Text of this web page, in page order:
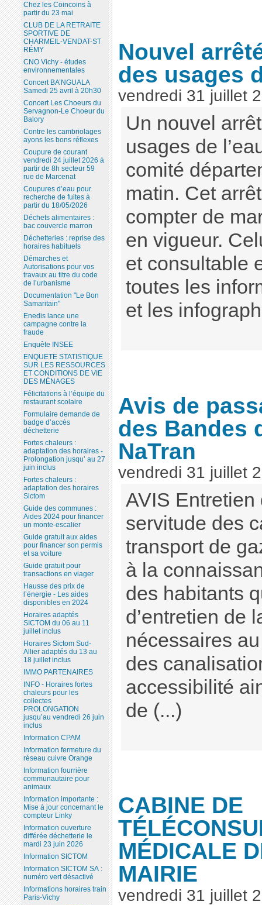
Nouvel
des usages
vendredi 31 juillet
Un nouvel
usages de
comité
matin. Cet
compter de
en vigueur.
et consultable
toutes les
et les
Avis de
des Bandes
NaTran
vendredi 31 juillet
AVIS
servitude des
transport de
à la
des habitants
d’entretien de
nécessaires
des
accessibilité
de (...)
CABINE DE
MÉDICALE
MAIRIE
vendredi 31 juillet
Chez les Coincoins à
partir du 23 mai
CLUB DE LA RETRAITE
SPORTIVE DE
CHARMEIL-VENDAT-ST
RÉMY
CNO Vichy - études
environnementales
Concert BA’NGUALA
Samedi 25 avril à 20h30
Concert Les Choeurs du
Servagnon-Le Choeur du
Balory
Contre les cambriolages
ayons les bons réflexes
Coupure de courant
vendredi 24 juillet 2026 à
partir de 8h secteur 59
rue de Marcenat
Coupures d’eau pour
recherche de fuites à
partir du 18/05/2026
Déchets alimentaires :
bac couvercle marron
Déchetteries : reprise des
horaires habituels
Démarches et
Autorisations pour vos
travaux au titre du code
de l’urbanisme
Documentation "Le Bon
Samaritain"
Enedis lance une
campagne contre la
fraude
Enquête INSEE
ENQUETE STATISTIQUE
SUR LES RESSOURCES
ET CONDITIONS DE VIE
DES MÉNAGES
Félicitations à l’équipe du
restaurant scolaire
Formulaire demande de
badge d’accès
déchetterie
Fortes chaleurs :
adaptation des horaires -
Prolongation jusqu’ au 27
juin inclus
Fortes chaleurs :
adaptation des horaires
Sictom
Guide des communes :
Aides 2024 pour financer
un monte-escalier
Guide gratuit aux aides
pour financer son permis
et sa voiture
Guide gratuit pour
transactions en viager
Hausse des prix de
l’énergie - Les aides
disponibles en 2024
Horaires adaptés
SICTOM du 06 au 11
juillet inclus
Horaires Sictom Sud-
Allier adaptés du 13 au
18 juillet inclus
IMMO PARTENAIRES
INFO - Horaires fortes
chaleurs pour les
collectes
PROLONGATION
jusqu’au vendredi 26 juin
inclus
Information CPAM
Information fermeture du
réseau cuivre Orange
Information fourrière
communautaire pour
animaux
Information importante :
Mise à jour concernant le
compteur Linky
Information ouverture
différée déchetterie le
mardi 23 juin 2026
Information SICTOM
Information SICTOM SA :
numéro vert désactivé
Informations horaires train
Paris-Vichy